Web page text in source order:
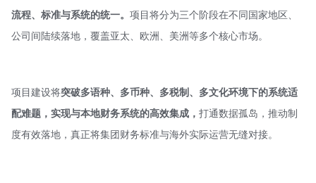
流程、标准与系统的统一。 项目将分为三个阶段在不同国家地区、
公司间陆续落地，覆盖亚太、欧洲、美洲等多个核心市场。
项目建设将突破多语种、多币种、多税制、多文化环境下的系统适
配难题，实现与本地财务系统的高效集成， 打通数据孤岛，推动制
度有效落地，真正将集团财务标准与海外实际运营无缝对接。